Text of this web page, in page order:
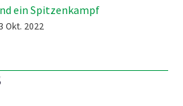
ein Spitzenkampf
Prime-League
Okt. 2022